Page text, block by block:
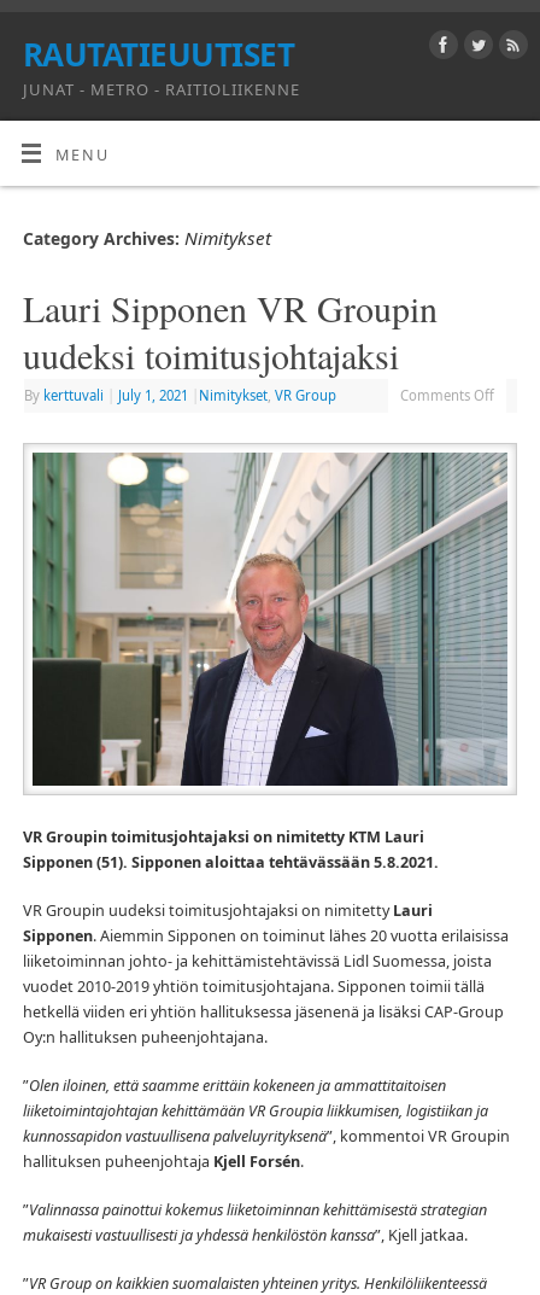
RAUTATIEUUTISET
JUNAT - METRO - RAITIOLIIKENNE
MENU
Category Archives: Nimitykset
Lauri Sipponen VR Groupin
uudeksi toimitusjohtajaksi
By kerttuvali July 1, 2021 Nimitykset, VR Group Comments Off
VR Groupin toimitusjohtajaksi on nimitetty KTM Lauri
Sipponen (51). Sipponenaloittaa tehtävässään 5.8.2021.
VR Groupin uudeksi toimitusjohtajaksi on nimitettyLauri
Sipponen. Aiemmin Sipponen on toiminut lähes 20 vuotta erilaisissa
liiketoiminnan johto- ja kehittämistehtävissä Lidl Suomessa, joista
vuodet 2010-2019 yhtiön toimitusjohtajana. Sipponen toimii tällä
hetkellä viiden eri yhtiön hallituksessa jäsenenä ja lisäksi CAP-Group
Oy:n hallituksen puheenjohtajana.
”Olen iloinen, että saamme erittäin kokeneen ja ammattitaitoisen
liiketoimintajohtajan kehittämään VR Groupia liikkumisen, logistiikan ja
kunnossapidon vastuullisena palveluyrityksenä”, kommentoiVR Groupin
hallituksen puheenjohtaja Kjell Forsén.
”Valinnassa painottui kokemus liiketoiminnan kehittämisestä strategian
mukaisesti vastuullisesti jayhdessä henkilöstön kanssa”, Kjell jatkaa.
”VR Group on kaikkien suomalaisten yhteinen yritys. Henkilöliikenteessä